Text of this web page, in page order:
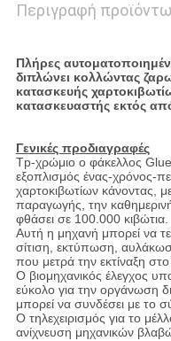
Περιγραφή
Πλήρες
διπλώνει κολλώντας
κατασκευής
κατασκευαστής εκτός
Γενικές προδιαγραφές
Tp-χρώμιο ο φάκελλος
εξοπλισμός ένας-χρόνος-
χαρτοκιβωτίων κάνοντας,
παραγωγής, την
φθάσει σε 100.000 κιβώτια.
Αυτή η μηχανή μπορεί να
σίτιση, εκτύπωση,
που μετρά την εκτίναξη
Ο βιομηχανικός έλεγχος
εύκολο για την οργάνωση
μπορεί να συνδέσει με το
Ο τηλεχειρισμός για το
ανίχνευση μηχανικών